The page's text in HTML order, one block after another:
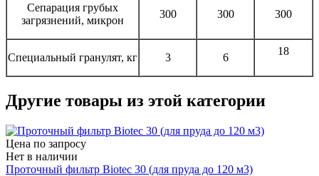
Сепарация грубых
загрязнений, микрон
300 300 300
Специальный гранулят, кг 3 6
18
Другие товары из этой категории
Цена по запросу
Нет в наличии
Проточный фильтр Biotec 30 (для пруда до 120 м3)